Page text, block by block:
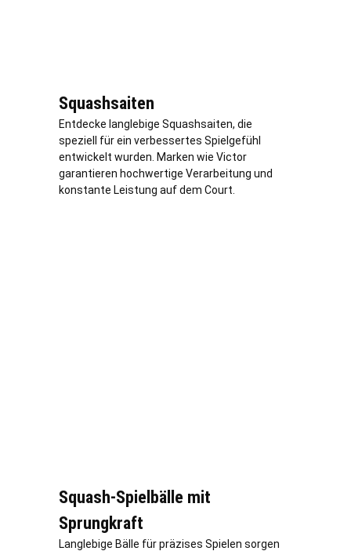
Squashsaiten
Entdecke langlebige Squashsaiten, die
speziell für ein verbessertes Spielgefühl
entwickelt wurden. Marken wie Victor
garantieren hochwertige Verarbeitung und
konstante Leistung auf dem Court.
Squash-Spielbälle mit
Sprungkraft
Langlebige Bälle für präzises Spielen sorgen